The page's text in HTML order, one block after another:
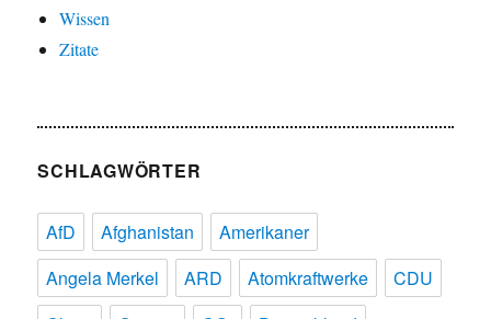
Wissen
Zitate
SCHLAGWÖRTER
AfD Afghanistan
Amerikaner
Angela Merkel
ARD Atomkraftwerke
CDU